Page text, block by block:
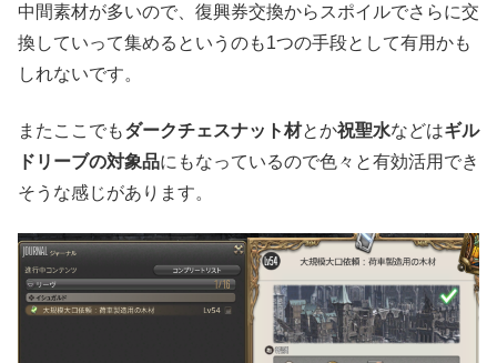
中間素材が多いので、復興券交換からスポイルでさらに交
換していって集めるというのも1つの手段として有用かも
しれないです。
またここでもダークチェスナット材とか祝聖水などはギル
ドリーブの対象品にもなっているので色々と有効活用でき
そうな感じがあります。